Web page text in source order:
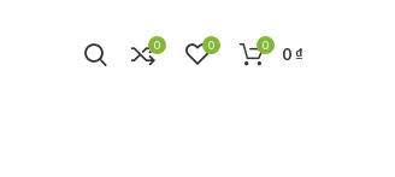
0 0 0 0₫